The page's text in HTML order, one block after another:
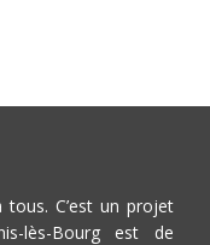
C’est un projet
lès-Bourg est de